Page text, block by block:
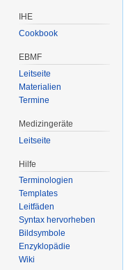
IHE
Cookbook
EBMF
Leitseite
Materialien
Termine
Medizingeräte
Leitseite
Hilfe
Terminologien
Templates
Leitfäden
Syntax hervorheben
Bildsymbole
Enzyklopädie
Wiki